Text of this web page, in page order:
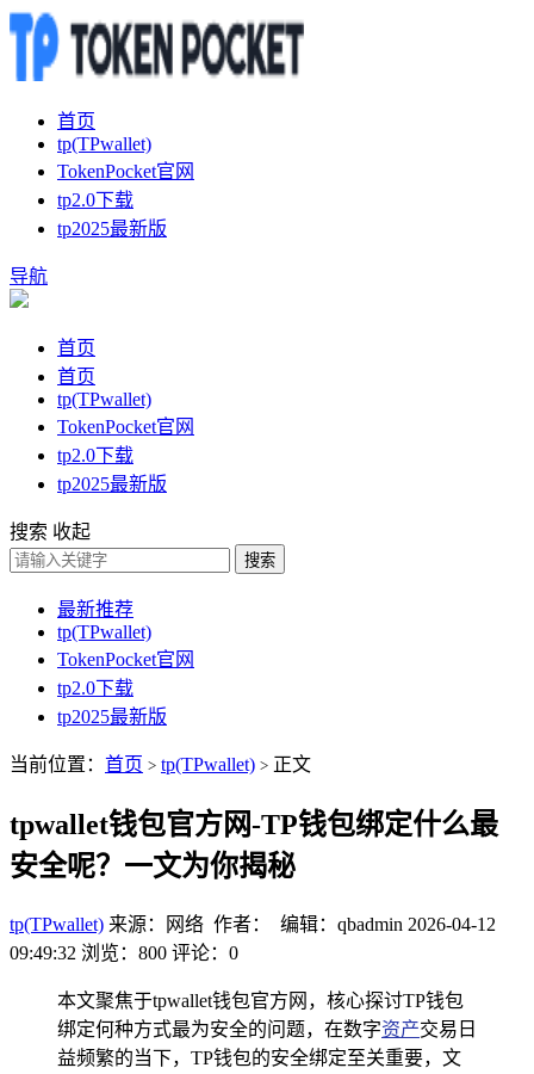
首页
tp(TPwallet)
TokenPocket官网
tp2.0下载
tp2025最新版
导航
首页
首页
tp(TPwallet)
TokenPocket官网
tp2.0下载
tp2025最新版
搜索 收起
搜索
最新推荐
tp(TPwallet)
TokenPocket官网
tp2.0下载
tp2025最新版
当前位置： 首页 > tp(TPwallet) > 正文
tpwallet钱包官方网-TP钱包绑定什么最
安全呢？一文为你揭秘
tp(TPwallet) 来源：网络 作者： 编辑：qbadmin 2026-04-12
09:49:32 浏览：800 评论：0
本文聚焦于tpwallet钱包官方网，核心探讨TP钱包
绑定何种方式最为安全的问题，在数字资产交易日
益频繁的当下，TP钱包的安全绑定至关重要，文